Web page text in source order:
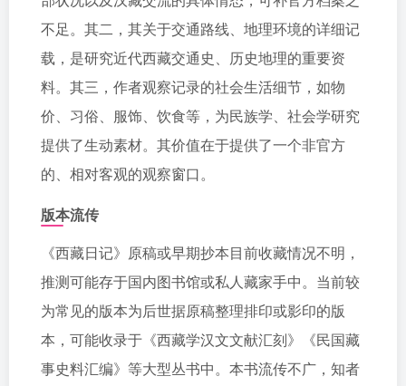
不足。其二，其关于交通路线、地理环境的详细记
载，是研究近代西藏交通史、历史地理的重要资
料。其三，作者观察记录的社会生活细节，如物
价、习俗、服饰、饮食等，为民族学、社会学研究
提供了生动素材。其价值在于提供了一个非官方
的、相对客观的观察窗口。
版本流传
《西藏日记》原稿或早期抄本目前收藏情况不明，
推测可能存于国内图书馆或私人藏家手中。当前较
为常见的版本为后世据原稿整理排印或影印的版
本，可能收录于《西藏学汉文文献汇刻》《民国藏
事史料汇编》等大型丛书中。本书流传不广，知者